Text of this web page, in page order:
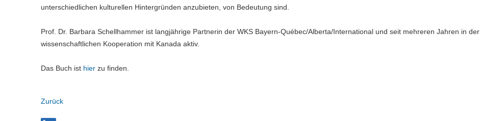
unterschiedlichen kulturellen Hintergründen anzubieten, von Bedeutung sind.
Prof. Dr. Barbara Schellhammer ist langjährige Partnerin der WKS Bayern-Québec/Alberta/International und seit mehreren Jahren in der
wissenschaftlichen Kooperation mit Kanada aktiv.
Das Buch ist hier zu finden.
Zurück